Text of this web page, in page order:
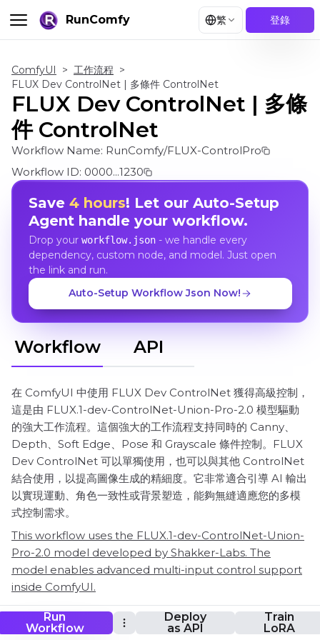
RunComfy 繁 登錄
Run
Workflow
Deploy
as API
Train
LoRA
ComfyUI > 工作流程 >
FLUX Dev ControlNet | 多條件 ControlNet
FLUX Dev ControlNet | 多條
件 ControlNet
Workflow Name: RunComfy/FLUX-ControlPro
Workflow ID: 0000...1230
Save 4 hours! Let our Auto-Setup
Agent handle your workflow.
Drop your workflow.json- we handle every
dependency, custom node, and model. Just open
the link and run.
Auto-Setup Workflow Json Now!
Workflow API
在 ComfyUI 中使用 FLUX Dev ControlNet 獲得高級控制，
這是由 FLUX.1-dev-ControlNet-Union-Pro-2.0 模型驅動
的強大工作流程。這個強大的工作流程支持同時的 Canny、
Depth、Soft Edge、Pose 和 Grayscale 條件控制。FLUX
Dev ControlNet 可以單獨使用，也可以與其他 ControlNet
結合使用，以提高圖像生成的精細度。它非常適合引導 AI 輸出
以實現運動、角色一致性或背景塑造，能夠無縫適應您的多模
式控制需求。
This workflow uses the FLUX.1-dev-ControlNet-Union-
Pro-2.0 model developed by Shakker-Labs. The
model enables advanced multi-input control support
inside ComfyUI.
ComfyUI FLUX Dev ControlNet 工作流程